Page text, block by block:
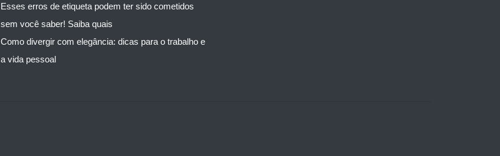
Esses erros de etiqueta podem ter sido cometidos
sem você saber! Saiba quais
Como divergir com elegância: dicas para o trabalho e
a vida pessoal